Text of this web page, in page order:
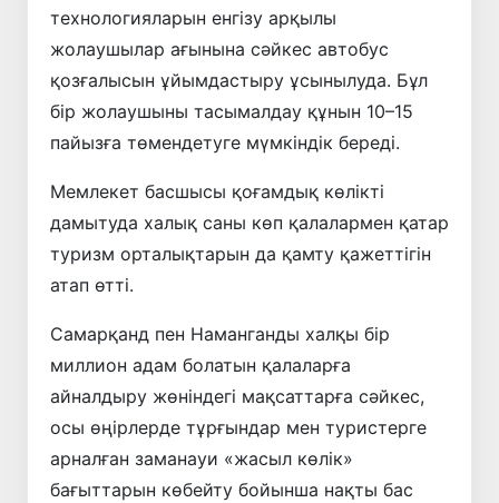
технологияларын енгізу арқылы
жолаушылар ағынына сәйкес автобус
қозғалысын ұйымдастыру ұсынылуда. Бұл
бір жолаушыны тасымалдау құнын 10–15
пайызға төмендетуге мүмкіндік береді.
Мемлекет басшысы қоғамдық көлікті
дамытуда халық саны көп қалалармен қатар
туризм орталықтарын да қамту қажеттігін
атап өтті.
Самарқанд пен Наманганды халқы бір
миллион адам болатын қалаларға
айналдыру жөніндегі мақсаттарға сәйкес,
осы өңірлерде тұрғындар мен туристерге
арналған заманауи «жасыл көлік»
бағыттарын көбейту бойынша нақты бас